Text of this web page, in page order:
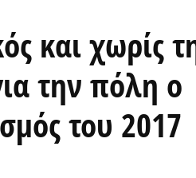
και χωρίς
την πόλη ο
του 2017